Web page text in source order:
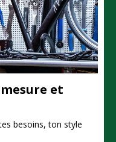
et
besoins, ton style